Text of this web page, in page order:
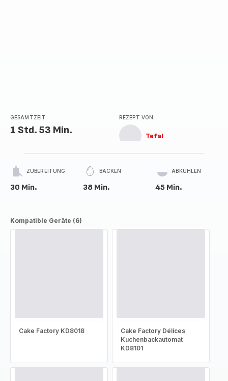
GESAMTZEIT
1 Std. 53 Min.
REZEPT VON
Tefal
ZUBEREITUNG
30 Min.
BACKEN
38 Min.
ABKÜHLEN
45 Min.
Kompatible Geräte (6)
Cake Factory KD8018
Cake Factory Délices
Kuchenbackautomat
KD8101